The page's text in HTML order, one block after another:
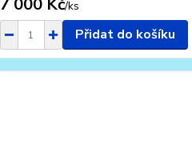
7 000 Kč/ks
Přidat do košíku